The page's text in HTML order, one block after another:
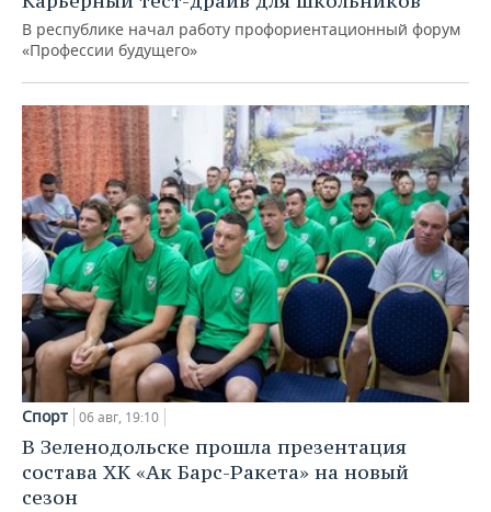
В республике начал работу профориентационный форум
«Профессии будущего»
Спорт 06 авг, 19:10
В Зеленодольске прошла презентация
состава ХК «Ак Барс-Ракета» на новый
сезон